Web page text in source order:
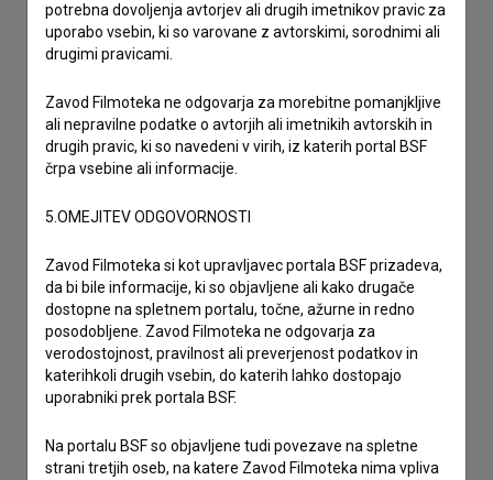
drugo
potrebna dovoljenja avtorjev ali drugih imetnikov pravic za
uporabo vsebin, ki so varovane z avtorskimi, sorodnimi ali
drugimi pravicami.
Zavod Filmoteka ne odgovarja za morebitne pomanjkljive
ali nepravilne podatke o avtorjih ali imetnikih avtorskih in
drugih pravic, ki so navedeni v virih, iz katerih portal BSF
črpa vsebine ali informacije.
5.OMEJITEV ODGOVORNOSTI
Zavod Filmoteka si kot upravljavec portala BSF prizadeva,
da bi bile informacije, ki so objavljene ali kako drugače
dostopne na spletnem portalu, točne, ažurne in redno
posodobljene. Zavod Filmoteka ne odgovarja za
verodostojnost, pravilnost ali preverjenost podatkov in
katerihkoli drugih vsebin, do katerih lahko dostopajo
uporabniki prek portala BSF.
Na portalu BSF so objavljene tudi povezave na spletne
strani tretjih oseb, na katere Zavod Filmoteka nima vpliva